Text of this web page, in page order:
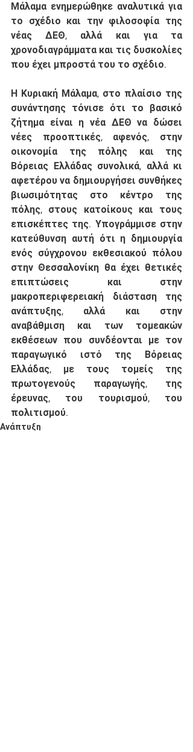
Μάλαμα ενημερώθηκε αναλυτικά για
το σχέδιο και την φιλοσοφία της
νέας ΔΕΘ, αλλά και για τα
χρονοδιαγράμματα και τις δυσκολίες
που έχει μπροστά του το σχέδιο.
Η Κυριακή Μάλαμα, στο πλαίσιο της
συνάντησης τόνισε ότι το βασικό
ζήτημα είναι η νέα ΔΕΘ να δώσει
νέες προοπτικές, αφενός, στην
οικονομία της πόλης και της
Βόρειας Ελλάδας συνολικά, αλλά κι
αφετέρου να δημιουργήσει συνθήκες
βιωσιμότητας στο κέντρο της
πόλης, στους κατοίκους και τους
επισκέπτες της. Υπογράμμισε στην
κατεύθυνση αυτή ότι η δημιουργία
ενός σύγχρονου εκθεσιακού πόλου
στην Θεσσαλονίκη θα έχει θετικές
επιπτώσεις και στην
μακροπεριφερειακή διάσταση της
ανάπτυξης, αλλά και στην
αναβάθμιση και των τομεακών
εκθέσεων που συνδέονται με τον
παραγωγικό ιστό της Βόρειας
Ελλάδας, με τους τομείς της
πρωτογενούς παραγωγής, της
έρευνας, του τουρισμού, του
πολιτισμού.
Ανάπτυξη